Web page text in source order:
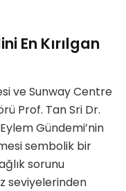
En Kırılgan
ve Sunway Centre
Prof. Tan Sri Dr.
Gündemi’nin
sembolik bir
sorunu
seviyelerinden